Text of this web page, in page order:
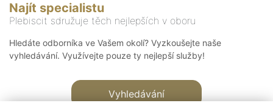
Najít specialistu
Plebiscit sdružuje těch nejlepších v oboru
Hledáte odborníka ve Vašem okolí? Vyzkoušejte naše
vyhledávání. Využívejte pouze ty nejlepší služby!
Vyhledávání